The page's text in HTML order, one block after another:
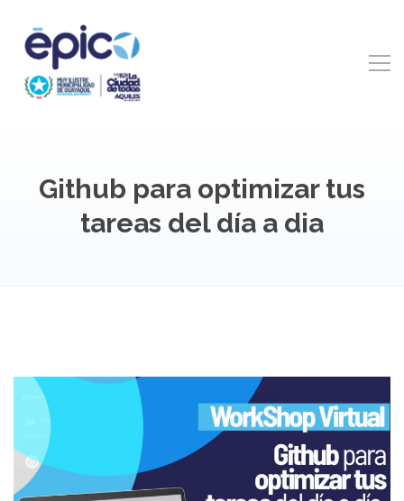
Github para optimizar tus
tareas del día a dia